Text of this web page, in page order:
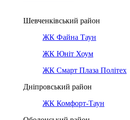
Шевченківський район
ЖК Файна Таун
ЖК Юніт Хоум
ЖК Смарт Плаза Політех
Дніпровський район
ЖК Комфорт-Таун